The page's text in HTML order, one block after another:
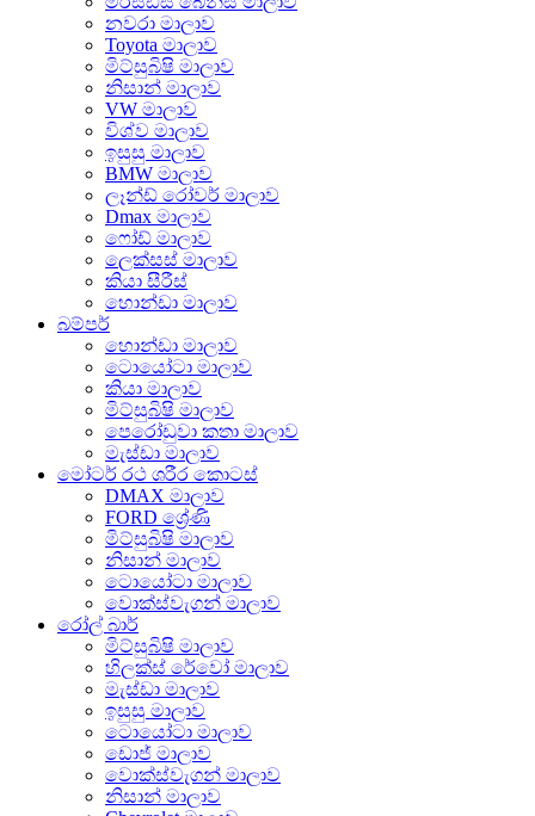
නවරා මාලාව
Toyota මාලාව
මිට්සුබිෂි මාලාව
නිසාන් මාලාව
VW මාලාව
විශ්ව මාලාව
ඉසුසු මාලාව
BMW මාලාව
ලෑන්ඩ් රෝවර් මාලාව
Dmax මාලාව
ෆෝඩ් මාලාව
ලෙක්සස් මාලාව
කියා සීරීස්
හොන්ඩා මාලාව
බම්පර්
හොන්ඩා මාලාව
ටොයෝටා මාලාව
කියා මාලාව
මිට්සුබිෂි මාලාව
පෙරෝඩුවා කතා මාලාව
මැස්ඩා මාලාව
මෝටර් රථ ශරීර කොටස්
DMAX මාලාව
FORD ශ්‍රේණි
මිට්සුබිෂි මාලාව
නිසාන් මාලාව
ටොයෝටා මාලාව
වොක්ස්වැගන් මාලාව
රෝල් බාර්
මිට්සුබිෂි මාලාව
හිලක්ස් රේවෝ මාලාව
මැස්ඩා මාලාව
ඉසුසු මාලාව
ටොයෝටා මාලාව
ඩොජ් මාලාව
වොක්ස්වැගන් මාලාව
නිසාන් මාලාව